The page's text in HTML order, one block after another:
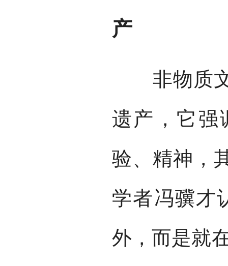
产
非物质文
遗产，它强
验、精神，
学者冯骥才
外，而是就